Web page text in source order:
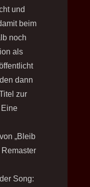
und
beim
noch
als
dann
zur
„Bleib
Song: